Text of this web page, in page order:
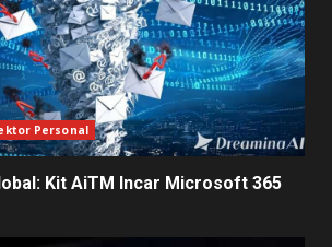
Personal
Kit AiTM Incar Microsoft 365